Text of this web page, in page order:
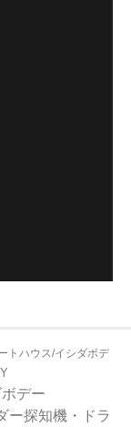
トハウス/イシダボデ
デー
ー探知機・ドラ